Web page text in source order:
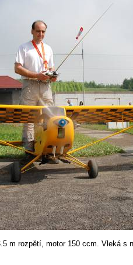
m rozpětí, motor 150 ccm. Vleká s